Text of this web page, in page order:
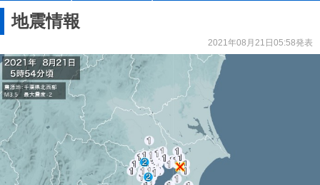
地震情報
2021年08月21日05:58発表